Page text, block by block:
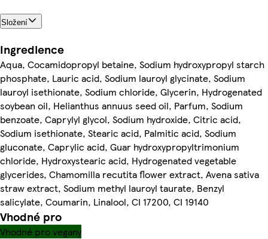
Složení
Ingredience
Aqua, Cocamidopropyl betaine, Sodium hydroxypropyl starch
phosphate, Lauric acid, Sodium lauroyl glycinate, Sodium
lauroyl isethionate, Sodium chloride, Glycerin, Hydrogenated
soybean oil, Helianthus annuus seed oil, Parfum, Sodium
benzoate, Caprylyl glycol, Sodium hydroxide, Citric acid,
Sodium isethionate, Stearic acid, Palmitic acid, Sodium
gluconate, Caprylic acid, Guar hydroxypropyltrimonium
chloride, Hydroxystearic acid, Hydrogenated vegetable
glycerides, Chamomilla recutita flower extract, Avena sativa
straw extract, Sodium methyl lauroyl taurate, Benzyl
salicylate, Coumarin, Linalool, CI 17200, CI 19140
Vhodné pro
Vhodné pro vegany